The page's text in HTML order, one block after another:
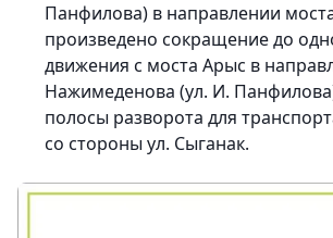
Панфилова) в направлении
произведено сокращение до
движения с моста Арыс в
Нажимеденова (ул. И.
полосы разворота для
со стороны ул. Сыганак.